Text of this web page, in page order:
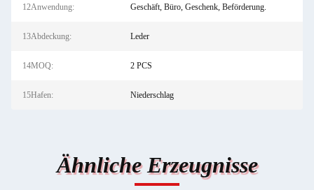
12Anwendung: Geschäft, Büro, Geschenk, Beförderung.
13Abdeckung: Leder
14MOQ: 2 PCS
15Hafen: Niederschlag
Ähnliche Erzeugnisse